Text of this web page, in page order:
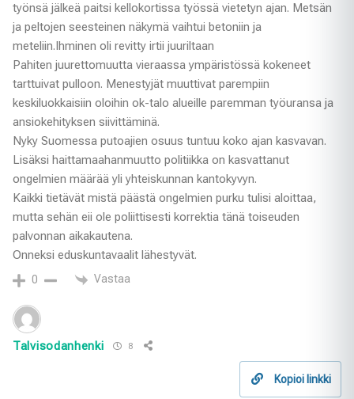
työnsä jälkeä paitsi kellokortissa työssä vietetyn ajan. Metsän
ja peltojen seesteinen näkymä vaihtui betoniin ja
meteliin.Ihminen oli revitty irtii juuriltaan
Pahiten juurettomuutta vieraassa ympäristössä kokeneet
tarttuivat pulloon. Menestyjät muuttivat parempiin
keskiluokkaisiin oloihin ok-talo alueille paremman työuransa ja
ansiokehityksen siivittäminä.
Nyky Suomessa putoajien osuus tuntuu koko ajan kasvavan.
Lisäksi haittamaahanmuutto politiikka on kasvattanut
ongelmien määrää yli yhteiskunnan kantokyvyn.
Kaikki tietävät mistä päästä ongelmien purku tulisi aloittaa,
mutta sehän eii ole poliittisesti korrektia tänä toiseuden
palvonnan aikakautena.
Onneksi eduskuntavaalit lähestyvät.
0 Vastaa
Talvisodanhenki 8
Kopioi linkki